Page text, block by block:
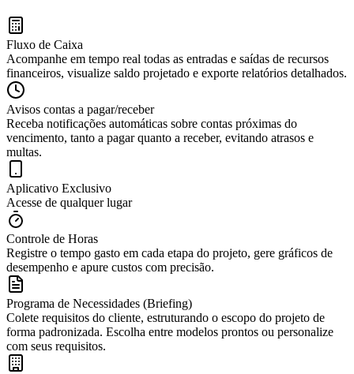
Fluxo de Caixa
Acompanhe em tempo real todas as entradas e saídas de recursos
financeiros, visualize saldo projetado e exporte relatórios detalhados.
Avisos contas a pagar/receber
Receba notificações automáticas sobre contas próximas do
vencimento, tanto a pagar quanto a receber, evitando atrasos e
multas.
Aplicativo Exclusivo
Acesse de qualquer lugar
Controle de Horas
Registre o tempo gasto em cada etapa do projeto, gere gráficos de
desempenho e apure custos com precisão.
Programa de Necessidades (Briefing)
Colete requisitos do cliente, estruturando o escopo do projeto de
forma padronizada. Escolha entre modelos prontos ou personalize
com seus requisitos.